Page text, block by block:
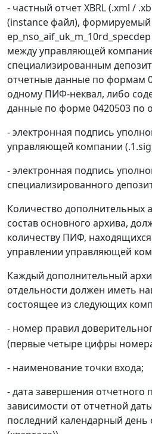
- частный отчет XBRL (.xml /
(instance файл), формируемый
между управляющей
специализированным
отчетные данные по формам
одному ПИФ-неквал, либо
данные по форме 0420503 по
- электронная подпись
управляющей компании
- электронная подпись
специализированного
Количество дополнительных
состав основного архива,
количеству ПИФ,
управлении управляющей
Каждый дополнительный
отдельности должен иметь
состоящее из следующих
- номер правил
(первые четыре цифры
- наименование точки входа;
- дата завершения отчетного
зависимости от отчетной
последний календарный день